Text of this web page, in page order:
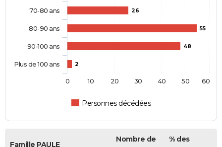
26
55
48
2
Personnes décédées
70-80 ans
80-90 ans
90-100 ans
Plus de 100 ans
0 10 20 30 40 50 60
Famille PAULE
Nombre de
% des